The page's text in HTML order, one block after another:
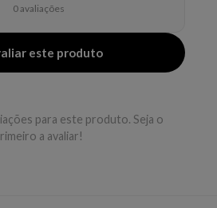
agradáveis ao tato.
úmidos, uma pequena
• Distribua o produto
até as pontas; •
Dica: Conheça a
da marcaAlfaparf
0 avaliações
este produto
para este produto. Seja o
a avaliar!